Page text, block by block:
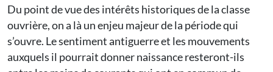
Du point de vue des intérêts historiques de la classe
ouvrière, on a là un enjeu majeur de la période qui
s’ouvre. Le sentiment antiguerre et les mouvements
auxquels il pourrait donner naissance resteront-ils